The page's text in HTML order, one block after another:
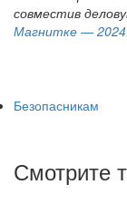
совместив
Магнитке — 2024
Безопасникам
Смотрите